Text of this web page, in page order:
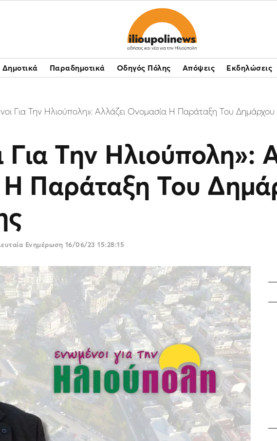
Δημοτικά Παραδημοτικά Οδηγός Πόλης Απόψεις Εκδηλώσεις
Για Την Ηλιούπολη»: Αλλάζει Ονομασία Η Παράταξη Του
Για Την Ηλιούπολη»:
Παράταξη Του
Ενημέρωση 16/06/23 15:28:15